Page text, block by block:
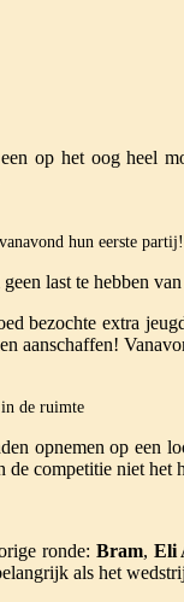
op het oog heel
hun eerste partij!
last te hebben
bezochte extra
aanschaffen!
de ruimte
opnemen op een
de competitie niet
ronde: Bram, Eli
als het